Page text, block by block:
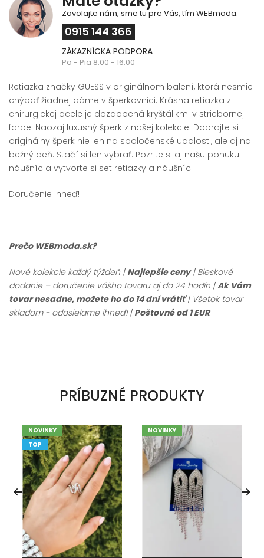
Zavolajte nám, sme tu pre Vás, tím WEBmoda.
0915 144 366
ZÁKAZNÍCKA PODPORA
Po - Pia 8:00 - 16:00
Retiazka značky GUESS v originálnom balení, ktorá nesmie
chýbať žiadnej dáme v šperkovnici. Krásna retiazka z
chirurgickej ocele je dozdobená kryštálikmi v striebornej
farbe. Naozaj luxusný šperk z našej kolekcie. Doprajte si
originálny šperk nie len na spoločenské udalosti, ale aj na
bežný deň. Stačí si len vybrať. Pozrite si aj našu ponuku
náušníc a vytvorte si set retiazky a náušníc.
Doručenie ihneď!
Prečo WEBmoda.sk?
Nové kolekcie každý týždeň | Najlepšie ceny| Bleskové
dodanie – doručenie vášho tovaru aj do 24 hodín |Ak Vám
tovar nesadne, možete ho do 14 dní vrátiť| Všetok tovar
skladom - odosielame ihneď! | Poštovné od 1 EUR
PRÍBUZNÉ PRODUKTY
NOVINKY
TOP
NOVINKY